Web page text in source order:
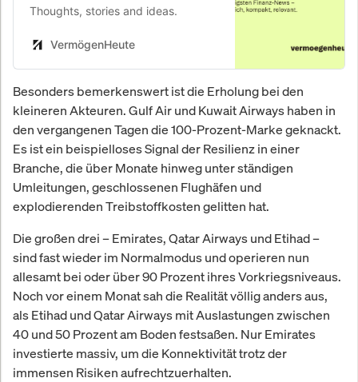
Thoughts, stories and ideas.
VermögenHeute
Besonders bemerkenswert ist die Erholung bei den
kleineren Akteuren. Gulf Air und Kuwait Airways haben in
den vergangenen Tagen die 100-Prozent-Marke geknackt.
Es ist ein beispielloses Signal der Resilienz in einer
Branche, die über Monate hinweg unter ständigen
Umleitungen, geschlossenen Flughäfen und
explodierenden Treibstoffkosten gelitten hat.
Die großen drei – Emirates, Qatar Airways und Etihad –
sind fast wieder im Normalmodus und operieren nun
allesamt bei oder über 90 Prozent ihres Vorkriegsniveaus.
Noch vor einem Monat sah die Realität völlig anders aus,
als Etihad und Qatar Airways mit Auslastungen zwischen
40 und 50 Prozent am Boden festsaßen. Nur Emirates
investierte massiv, um die Konnektivität trotz der
immensen Risiken aufrechtzuerhalten.